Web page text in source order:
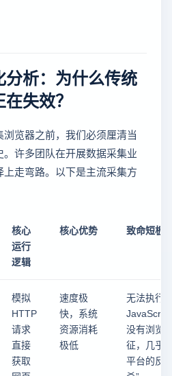
析：为什么传统
失效？
览器之前，我们必须厘清当
许多团队在开展数据采集业
走弯路。以下是主流采集方
核心
运行
逻辑
核心优势 致命短板
模拟
HTTP
请求
直接
获取
速度极
快，系统
资源消耗
极低
无法执行
没有浏览
征，几乎
平台的反